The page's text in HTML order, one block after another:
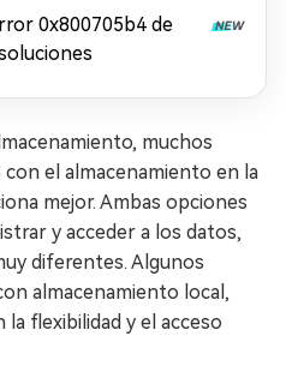
0x800705b4 de
muchos
el almacenamiento en la
mejor. Ambas opciones
y acceder a los datos,
diferentes. Algunos
almacenamiento local,
flexibilidad y el acceso